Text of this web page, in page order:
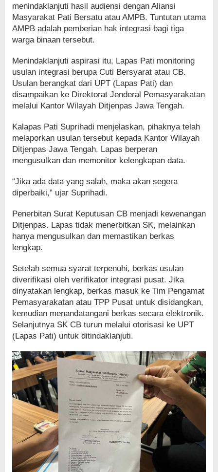
menindaklanjuti hasil audiensi dengan Aliansi
Masyarakat Pati Bersatu atau AMPB. Tuntutan utama
AMPB adalah pemberian hak integrasi bagi tiga
warga binaan tersebut.
Menindaklanjuti aspirasi itu, Lapas Pati monitoring
usulan integrasi berupa Cuti Bersyarat atau CB.
Usulan berangkat dari UPT (Lapas Pati) dan
disampaikan ke Direktorat Jenderal Pemasyarakatan
melalui Kantor Wilayah Ditjenpas Jawa Tengah.
Kalapas Pati Suprihadi menjelaskan, pihaknya telah
melaporkan usulan tersebut kepada Kantor Wilayah
Ditjenpas Jawa Tengah. Lapas berperan
mengusulkan dan memonitor kelengkapan data.
“Jika ada data yang salah, maka akan segera
diperbaiki,” ujar Suprihadi.
Penerbitan Surat Keputusan CB menjadi kewenangan
Ditjenpas. Lapas tidak menerbitkan SK, melainkan
hanya mengusulkan dan memastikan berkas
lengkap.
Setelah semua syarat terpenuhi, berkas usulan
diverifikasi oleh verifikator integrasi pusat. Jika
dinyatakan lengkap, berkas masuk ke Tim Pengamat
Pemasyarakatan atau TPP Pusat untuk disidangkan,
kemudian menandatangani berkas secara elektronik.
Selanjutnya SK CB turun melalui otorisasi ke UPT
(Lapas Pati) untuk ditindaklanjuti.